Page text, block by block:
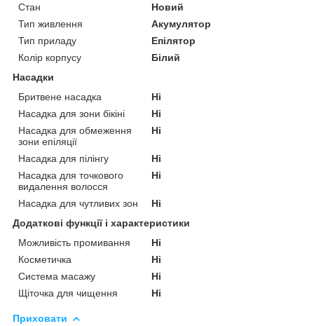
Стан
Новий
Тип живлення
Акумулятор
Тип приладу
Епілятор
Колір корпусу
Білий
Насадки
Бритвене насадка
Ні
Насадка для зони бікіні
Ні
Насадка для обмеження
зони епіляції
Ні
Насадка для пілінгу
Ні
Насадка для точкового
видалення волосся
Ні
Насадка для чутливих зон
Ні
Додаткові функції і характеристики
Можливість промивання
Ні
Косметичка
Ні
Система масажу
Ні
Щіточка для чищення
Ні
Приховати